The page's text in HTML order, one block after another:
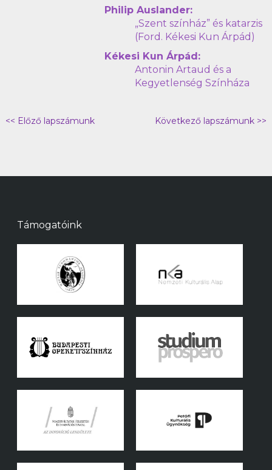
Philip Auslander:
„Szent színház” és katarzis
(Ford. Kékesi Kun Árpád)
Kékesi Kun Árpád:
Antonin Artaud és a
Kegyetlenség Színháza
<< Előző lapszámunk Következő lapszámunk >>
Támogatóink